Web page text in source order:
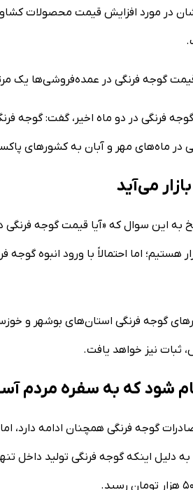
در مورد افزایش قیمت محصولات
عمده‌فروشی‌ها یک مرتبه از کیلویی ۱۵ هزار تومان به ۵۰
فرنگی در دو ماه اخیر، گفت: گوجه
در ماه‌های مهر و آبان به کشورهای
می‌آید
به این سوال که «آیا قیمت گوجه
ثبات نیز خواهد یافت.
شود که به سفره مردم
گوجه فرنگی همچنان ادامه دارد،
به دلیل اینکه گوجه فرنگی تولید داخل